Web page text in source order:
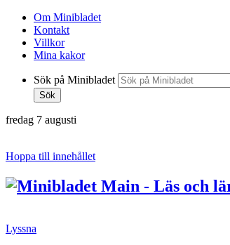
Om Minibladet
Kontakt
Villkor
Mina kakor
Sök på Minibladet
Sök
fredag 7 augusti
Hoppa till innehållet
Lyssna